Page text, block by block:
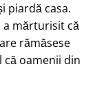
piardă casa.
a mărturisit că
rămăsese
oamenii din